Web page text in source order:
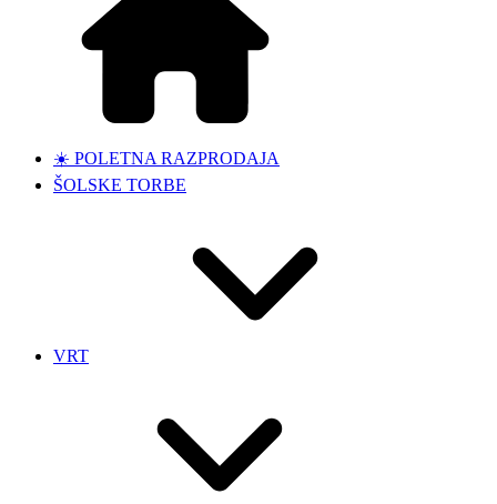
☀️ POLETNA RAZPRODAJA
ŠOLSKE TORBE
VRT